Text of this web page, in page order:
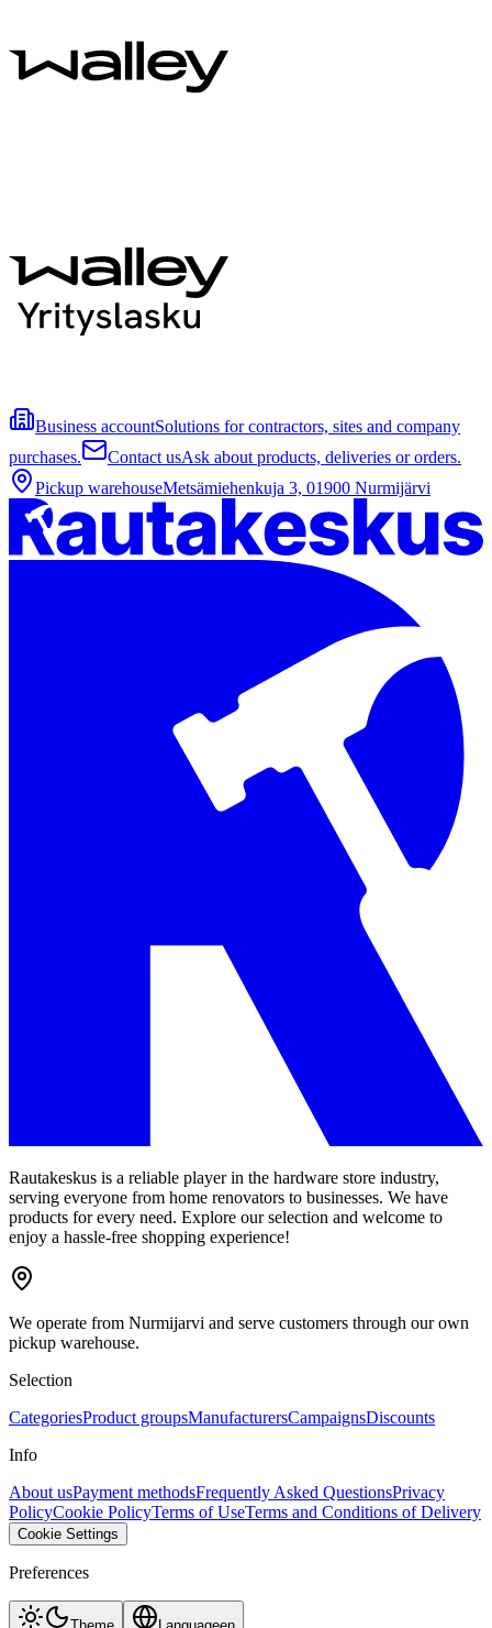
Business accountSolutions for contractors, sites and company
purchases.
Contact usAsk about products, deliveries or orders.
Pickup warehouseMetsämiehenkuja 3, 01900 Nurmijärvi
Rautakeskus is a reliable player in the hardware store industry,
serving everyone from home renovators to businesses. We have
products for every need. Explore our selection and welcome to
enjoy a hassle-free shopping experience!
We operate from Nurmijarvi and serve customers through our own
pickup warehouse.
Selection
CategoriesProduct groupsManufacturersCampaignsDiscounts
Info
About usPayment methodsFrequently Asked QuestionsPrivacy
PolicyCookie PolicyTerms of UseTerms and Conditions of Delivery
Cookie Settings
Preferences